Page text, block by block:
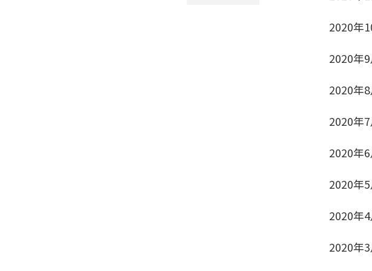
2020年
2020年9
2020年8
2020年7
2020年6
2020年5
2020年4
2020年3